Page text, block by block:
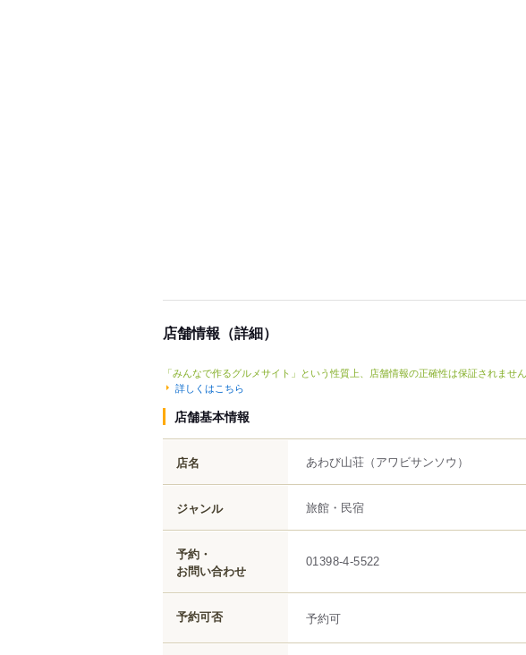
店舗情報（詳細）
「みんなで作るグルメサイト」という性質上、店舗情報の正確性は保証されませ
詳しくはこちら
店舗基本情報
店名 あわび山荘 （アワビサンソウ）
ジャンル 旅館・民宿
予約・
お問い合わせ
01398-4-5522
予約可否 予約可